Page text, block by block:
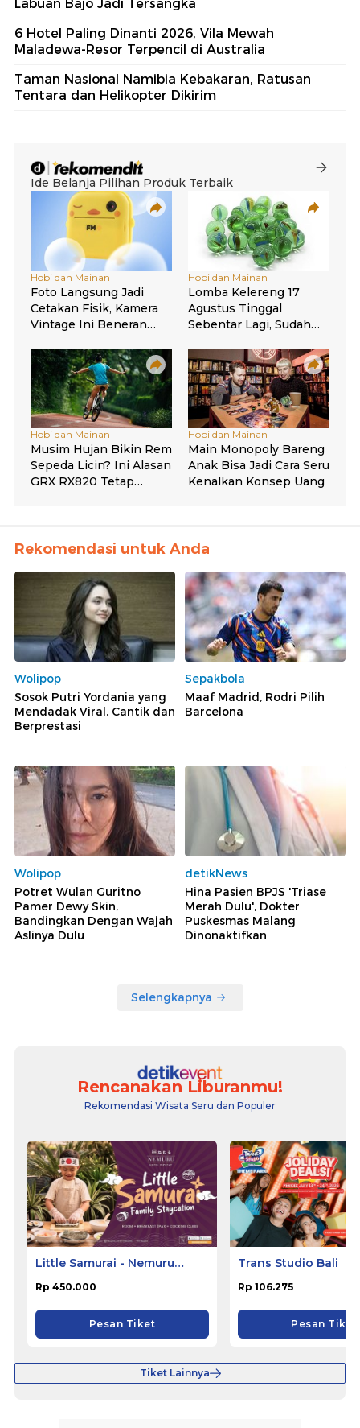
Labuan Bajo Jadi Tersangka
6 Hotel Paling Dinanti 2026, Vila Mewah
Maladewa-Resor Terpencil di Australia
Taman Nasional Namibia Kebakaran, Ratusan
Tentara dan Helikopter Dikirim
Rekomendasi untuk Anda
Wolipop
Sosok Putri Yordania yang
Mendadak Viral, Cantik dan
Berprestasi
Sepakbola
Maaf Madrid, Rodri Pilih
Barcelona
Wolipop
Potret Wulan Guritno
Pamer Dewy Skin,
Bandingkan Dengan Wajah
Aslinya Dulu
detikNews
Hina Pasien BPJS 'Triase
Merah Dulu', Dokter
Puskesmas Malang
Dinonaktifkan
Selengkapnya
Rencanakan Liburanmu!
Rekomendasi Wisata Seru dan Populer
Little Samurai - Nemuru
Rp 450.000
Pesan Tiket
Trans Studio Bali
Rp 106.275
Pesan Tiket
Tiket Lainnya